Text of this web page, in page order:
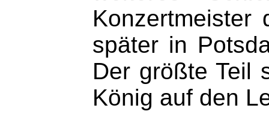
später in
Der größte Teil
König auf den